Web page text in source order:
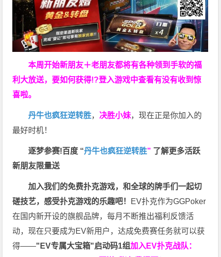
本周开始新朋友＋老朋友都将有各种领到手软的福
利大放送，要如何获得!?登入游戏中查看有没有收到惊
喜啦。
丹牛也疯狂逆转胜， 决胜小妹，现在正是你加入的
最好时机！
逐梦参赛!百度 “丹牛也疯狂逆转胜” 了解更多活跃
新朋友限量送
加入我们的免费扑克游戏，和全球的牌手们一起切
磋技艺，感受扑克游戏的乐趣吧！ EV扑克作为GGPoker
在国内新开设的旗舰品牌，每月不断推出福利反馈活
动，现在只要成为EV新用户，达成免费赛任务就可以获
得——"EV专属大宝箱"启动码1组加入EV扑克战队：